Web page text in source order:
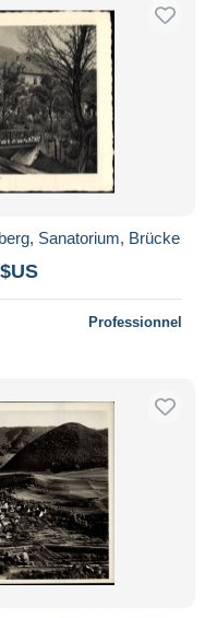
Sanatorium, Brücke
Professionnel